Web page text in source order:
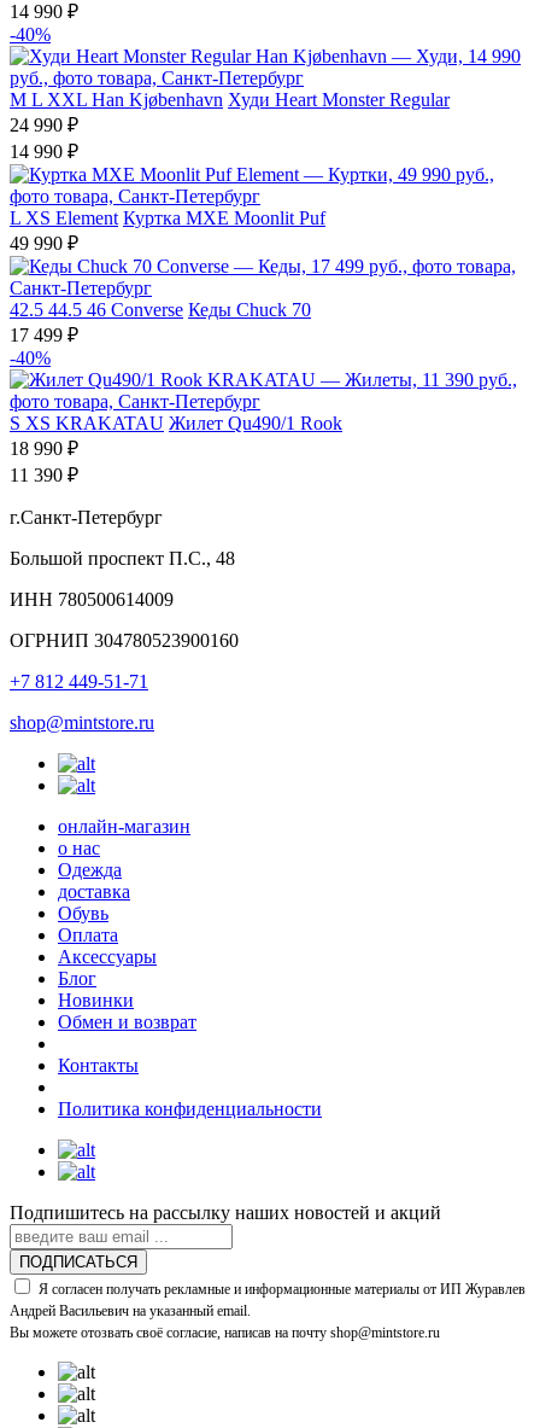
14 990 ₽
-40%
M L XXL Han Kjøbenhavn Худи Heart Monster Regular
24 990 ₽
14 990 ₽
L XS Element Куртка MXE Moonlit Puf
49 990 ₽
42.5 44.5 46 Converse Кеды Chuck 70
17 499 ₽
-40%
S XS KRAKATAU Жилет Qu490/1 Rook
18 990 ₽
11 390 ₽
г.Санкт-Петербург
Большой проспект П.С., 48
ИНН 780500614009
ОГРНИП 304780523900160
+7 812 449-51-71
shop@mintstore.ru
онлайн-магазин
о нас
Одежда
доставка
Обувь
Оплата
Аксессуары
Блог
Новинки
Обмен и возврат
Контакты
Политика конфиденциальности
Подпишитесь на рассылку наших новостей и акций
ПОДПИСАТЬСЯ
Я согласен получать рекламные и информационные материалы от ИП Журавлев
Андрей Васильевич на указанный email.
Вы можете отозвать своё согласие, написав на почту shop@mintstore.ru